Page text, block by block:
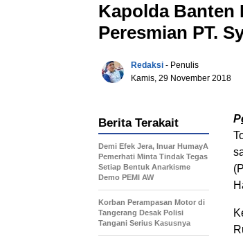
Kapolda Banten
Peresmian PT.
Redaksi - Penulis
Kamis, 29 November 2018
P
Berita Terakait
Demi Efek Jera, Inuar HumayA
Pemerhati Minta Tindak Tegas
Setiap Bentuk Anarkisme
Demo PEMI AW
Korban Perampasan Motor di
Tangerang Desak Polisi
Tangani Serius Kasusnya